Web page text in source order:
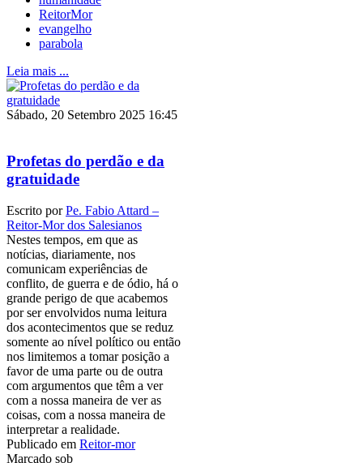
ReitorMor
evangelho
parabola
Leia mais ...
Sábado, 20 Setembro 2025 16:45
Profetas do perdão e da
gratuidade
Escrito porPe. Fabio Attard –
Reitor-Mor dos Salesianos
Nestes tempos, em que as
notícias, diariamente, nos
comunicam experiências de
conflito, de guerra e de ódio, há o
grande perigo de que acabemos
por ser envolvidos numa leitura
dos acontecimentos que se reduz
somente ao nível político ou então
nos limitemos a tomar posição a
favor de uma parte ou de outra
com argumentos que têm a ver
com a nossa maneira de ver as
coisas, com a nossa maneira de
interpretar a realidade.
Publicado em Reitor-mor
Marcado sob